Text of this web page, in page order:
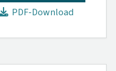
PDF-Download